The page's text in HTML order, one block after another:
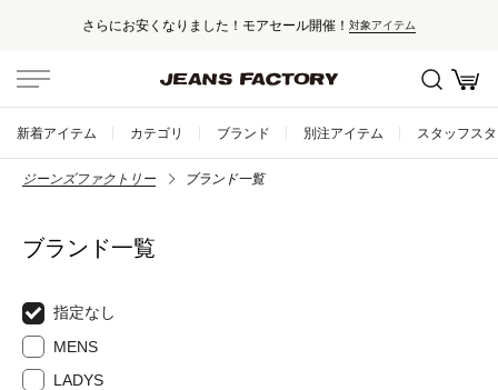
さらにお安くなりました！モアセール開催！ 対象アイテム
新着アイテム カテゴリ ブランド 別注アイテム スタッフス
ジーンズファクトリー ブランド一覧
ブランド一覧
指定なし
MENS
LADYS